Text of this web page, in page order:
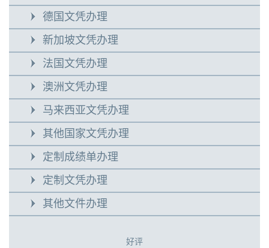
德国文凭办理
新加坡文凭办理
法国文凭办理
澳洲文凭办理
马来西亚文凭办理
其他国家文凭办理
定制成绩单办理
定制文凭办理
其他文件办理
好评